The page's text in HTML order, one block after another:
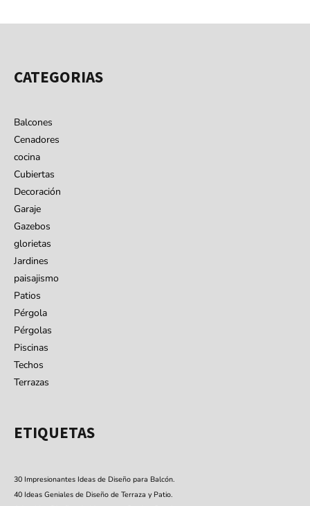
CATEGORIAS
Balcones
Cenadores
cocina
Cubiertas
Decoración
Garaje
Gazebos
glorietas
Jardines
paisajismo
Patios
Pérgola
Pérgolas
Piscinas
Techos
Terrazas
ETIQUETAS
30 Impresionantes Ideas de Diseño para Balcón.
40 Ideas Geniales de Diseño de Terraza y Patio.